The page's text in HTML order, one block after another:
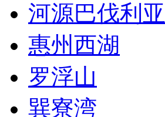
河源巴伐利
惠州西湖
罗浮山
巽寮湾